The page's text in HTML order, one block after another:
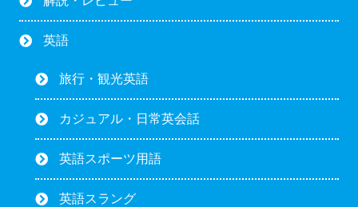
英語
旅行・観光英語
カジュアル・日常英会話
英語スポーツ用語
英語スラング